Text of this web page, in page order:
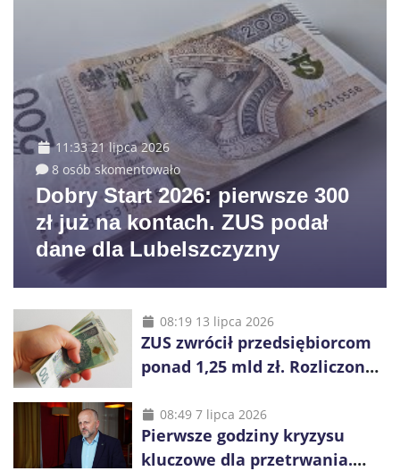
11:33 21 lipca 2026
8 osób skomentowało
Dobry Start 2026: pierwsze 300
zł już na kontach. ZUS podał
dane dla Lubelszczyzny
08:19 13 lipca 2026
ZUS zwrócił przedsiębiorcom
ponad 1,25 mld zł. Rozliczono
08:49 7 lipca 2026
Pierwsze godziny kryzysu
kluczowe dla przetrwania.